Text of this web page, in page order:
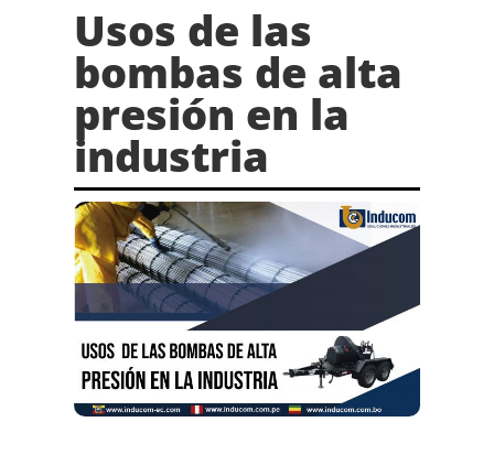
Usos de las
bombas de alta
presión en la
industria